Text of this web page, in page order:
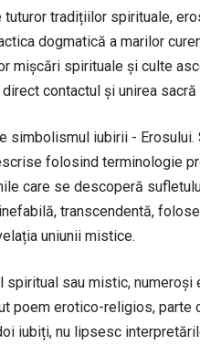
tradițiilor spirituale,
dogmatică a marilor
mișcări spirituale și culte
contactul și unirea sacră
simbolismul iubirii -
folosind terminologie
care se descoperă
transcendentă,
uniunii mistice.
spiritual sau mistic, numeroși
poem erotico-religios, parte
iubiți, nu lipsesc